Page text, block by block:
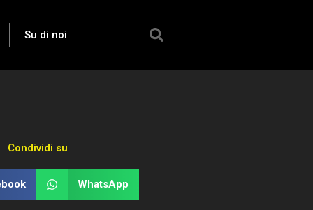
Su di noi
Condividi su
WhatsApp